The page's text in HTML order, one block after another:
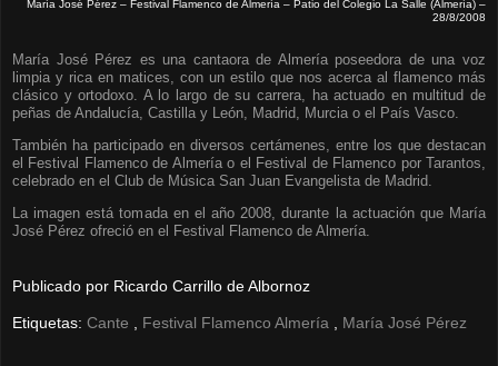
María José Pérez – Festival Flamenco de Almería – Patio del Colegio La Salle (Almería) –
28/8/2008
María José Pérez es una cantaora de Almería poseedora de una voz
limpia y rica en matices, con un estilo que nos acerca al flamenco más
clásico y ortodoxo. A lo largo de su carrera, ha actuado en multitud de
peñas de Andalucía, Castilla y León, Madrid, Murcia o el País Vasco.
También ha participado en diversos certámenes, entre los que destacan
el Festival Flamenco de Almería o el Festival de Flamenco por Tarantos,
celebrado en el Club de Música San Juan Evangelista de Madrid.
La imagen está tomada en el año 2008, durante la actuación que María
José Pérez ofreció en el Festival Flamenco de Almería.
Publicado por Ricardo Carrillo de Albornoz
Etiquetas: Cante , Festival Flamenco Almería , María José Pérez